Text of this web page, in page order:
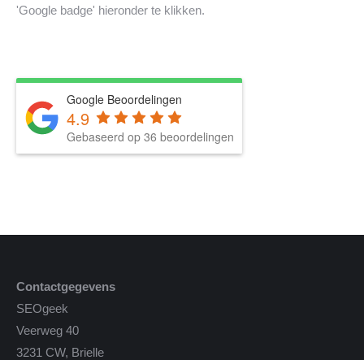
'Google badge' hieronder te klikken.
Google Beoordelingen
4.9
Gebaseerd op 36 beoordelingen
Contactgegevens
SEOgeek
Veerweg 40
3231 CW, Brielle